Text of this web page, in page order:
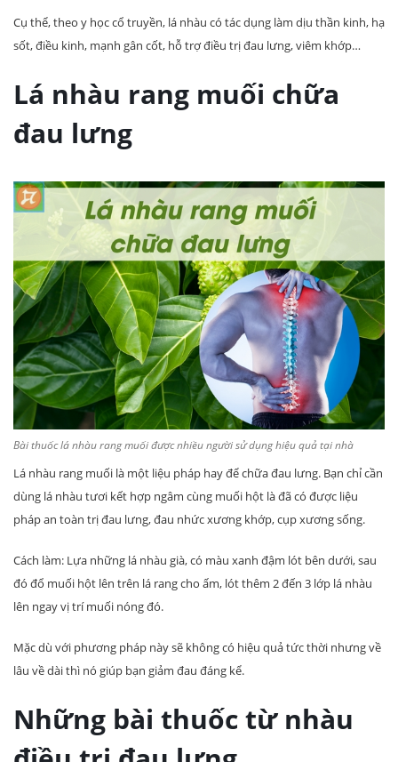
Cụ thể, theo y học cổ truyền, lá nhàu có tác dụng làm dịu thần kinh, hạ
sốt, điều kinh, mạnh gân cốt, hỗ trợ điều trị đau lưng, viêm khớp…
Lá nhàu rang muối chữa
đau lưng
Bài thuốc lá nhàu rang muối được nhiều người sử dụng hiệu quả tại nhà
Lá nhàu rang muối là một liệu pháp hay để chữa đau lưng. Bạn chỉ cần
dùng lá nhàu tươi kết hợp ngâm cùng muối hột là đã có được liệu
pháp an toàn trị đau lưng, đau nhức xương khớp, cụp xương sống.
Cách làm: Lựa những lá nhàu già, có màu xanh đậm lót bên dưới, sau
đó đổ muối hột lên trên lá rang cho ấm, lót thêm 2 đến 3 lớp lá nhàu
lên ngay vị trí muối nóng đó.
Mặc dù với phương pháp này sẽ không có hiệu quả tức thời nhưng về
lâu về dài thì nó giúp bạn giảm đau đáng kể.
Những bài thuốc từ nhàu